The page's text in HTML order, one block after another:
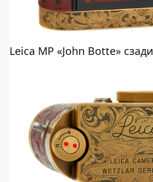
Leica MP «John Botte» сзади